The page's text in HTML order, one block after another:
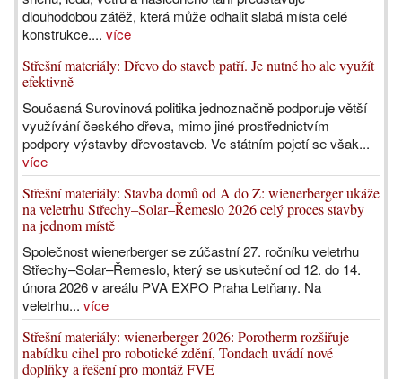
dlouhodobou zátěž, která může odhalit slabá místa celé
konstrukce.... více
Střešní materiály: Dřevo do staveb patří. Je nutné ho ale využít
efektivně
Současná Surovinová politika jednoznačně podporuje větší
využívání českého dřeva, mimo jiné prostřednictvím
podpory výstavby dřevostaveb. Ve státním pojetí se však...
více
Střešní materiály: Stavba domů od A do Z: wienerberger ukáže
na veletrhu Střechy–Solar–Řemeslo 2026 celý proces stavby
na jednom místě
Společnost wienerberger se zúčastní 27. ročníku veletrhu
Střechy–Solar–Řemeslo, který se uskuteční od 12. do 14.
února 2026 v areálu PVA EXPO Praha Letňany. Na
veletrhu... více
Střešní materiály: wienerberger 2026: Porotherm rozšiřuje
nabídku cihel pro robotické zdění, Tondach uvádí nové
doplňky a řešení pro montáž FVE